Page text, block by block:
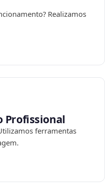
Realizamos
Profissional
ferramentas